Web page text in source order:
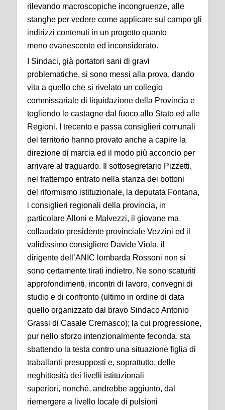
rilevando macroscopiche incongruenze, alle
stanghe per vedere come applicare sul campo gli
indirizzi contenuti in un progetto quanto
meno evanescente ed inconsiderato.
I Sindaci, già portatori sani di gravi
problematiche, si sono messi alla prova, dando
vita a quello che si rivelato un collegio
commissariale di liquidazione della Provincia e
togliendo le castagne dal fuoco allo Stato ed alle
Regioni. I trecento e passa consiglieri comunali
del territorio hanno provato anche a capire la
direzione di marcia ed il modo più acconcio per
arrivare al traguardo. Il sottosegretario Pizzetti,
nel frattempo entrato nella stanza dei bottoni
del riformismo istituzionale, la deputata Fontana,
i consiglieri regionali della provincia, in
particolare Alloni e Malvezzi, il giovane ma
collaudato presidente provinciale Vezzini ed il
validissimo consigliere Davide Viola, il
dirigente dell’ANIC lombarda Rossoni non si
sono certamente tirati indietro. Ne sono scaturiti
approfondimenti, incontri di lavoro, convegni di
studio e di confronto (ultimo in ordine di data
quello organizzato dal bravo Sindaco Antonio
Grassi di Casale Cremasco); la cui progressione,
pur nello sforzo intenzionalmente feconda, sta
sbattendo la testa contro una situazione figlia di
traballanti presupposti e, soprattutto, delle
neghittosità dei livelli istituzionali
superiori, nonché, andrebbe aggiunto, dal
riemergere a livello locale di pulsioni